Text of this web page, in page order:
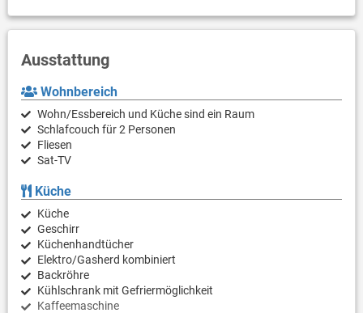
Ausstattung
Wohnbereich
Wohn/Essbereich und Küche sind ein Raum
Schlafcouch für 2 Personen
Fliesen
Sat-TV
Küche
Küche
Geschirr
Küchenhandtücher
Elektro/Gasherd kombiniert
Backröhre
Kühlschrank mit Gefriermöglichkeit
Kaffeemaschine